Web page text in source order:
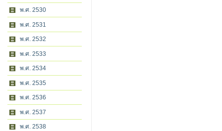
พ.ศ. 2530
พ.ศ. 2531
พ.ศ. 2532
พ.ศ. 2533
พ.ศ. 2534
พ.ศ. 2535
พ.ศ. 2536
พ.ศ. 2537
พ.ศ. 2538